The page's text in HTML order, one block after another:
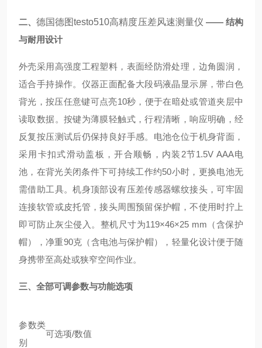
二、德国德图testo510高精度压差风速测量仪 —— 结构
与耐用设计
外壳采用高强度工程塑料，表面经防滑处理，边角圆润，
适合手持操作。仪器正面配备大段码液晶显示屏，带白色
背光，按压任意键可点亮10秒，便于在暗处或管道夹层中
读取数据。按键为薄膜轻触式，行程清晰，响应明确，经
反复按压测试后仍保持良好手感。电池仓位于机身背面，
采用卡扣式滑动盖板，开合顺畅，内装2节1.5V AAA电
池，在背光关闭条件下可持续工作约50小时，更换电池无
需借助工具。机身顶部设有压差传感器螺纹接头，可牢固
连接软管或皮托管，接头周围预留保护帽，不使用时拧上
即可防止灰尘侵入。整机尺寸为119×46×25 mm（含保护
帽），净重90克（含电池与保护帽），轻量化设计便于随
身携带至高处或狭窄空间作业。
三、全部可调参数与功能选项
参数类
别
可选项/数值